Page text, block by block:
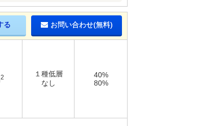
る お問い合わせ(無料)
2
１種低層
なし
40%
80%